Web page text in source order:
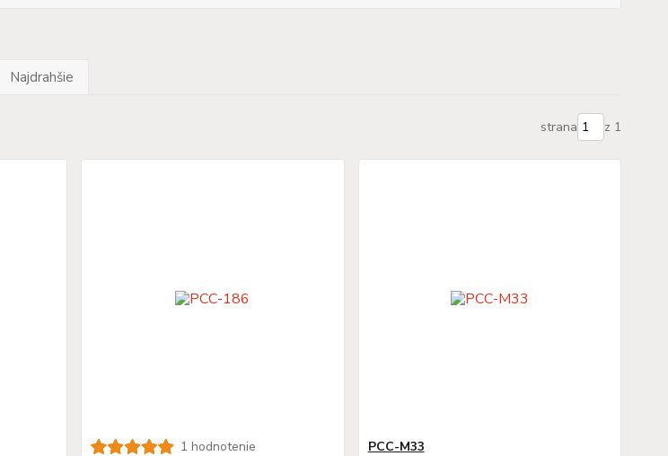
Najdrahšie
strana z 1
1 hodnotenie
PCC-M33